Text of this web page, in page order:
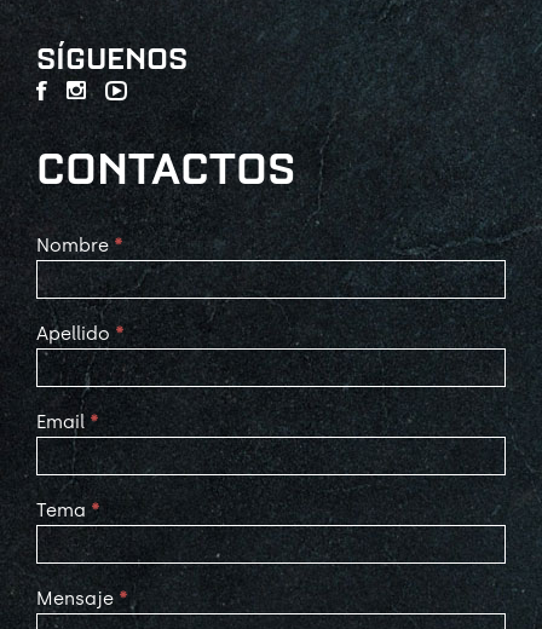
SÍGUENOS
CONTACTOS
Contact
Us
Nombre *
Apellido *
Email *
Tema *
Mensaje *